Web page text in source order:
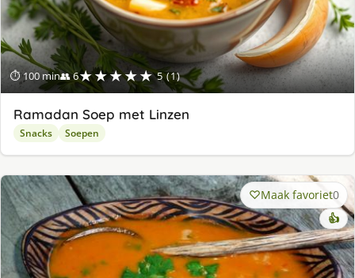
⏱ 100 min👥 6★★★★★ 5 (1)
Ramadan Soep met Linzen
Snacks Soepen
Maak favoriet0
👍